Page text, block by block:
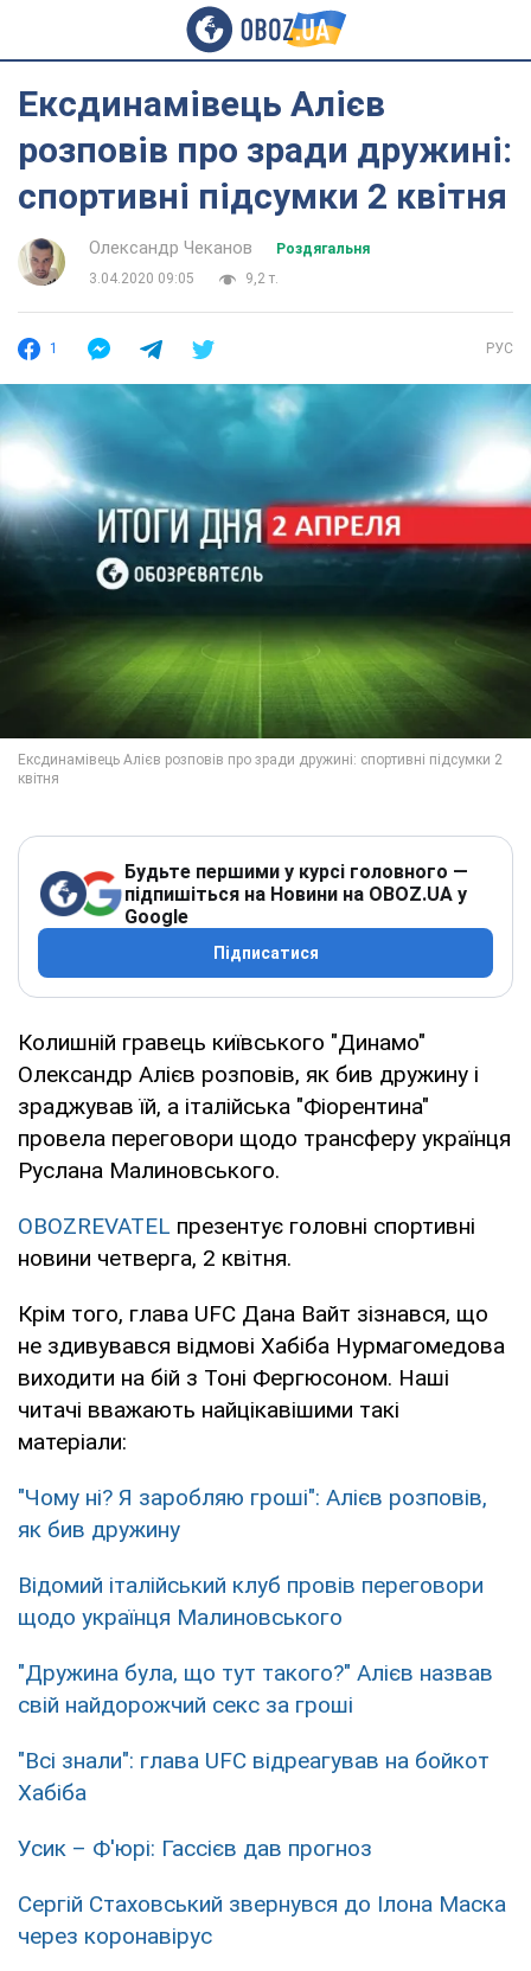
Ексдинамівець Алієв
розповів про зради дружині:
спортивні підсумки 2 квітня
Олександр Чеканов
Роздягальня
3.04.2020 09:05
9,2 т.
1 РУС
Будьте першими у курсі головного —
підпишіться на Новини на OBOZ.UA у
Google
Підписатися
Колишній гравець київського "Динамо"
Олександр Алієв розповів, як бив дружину і
зраджував їй, а італійська "Фіорентина"
провела переговори щодо трансферу українця
Руслана Малиновського.
OBOZREVATEL презентує головні спортивні
новини четверга, 2 квітня.
Крім того, глава UFC Дана Вайт зізнався, що
не здивувався відмові Хабіба Нурмагомедова
виходити на бій з Тоні Фергюсоном. Наші
читачі вважають найцікавішими такі
матеріали:
"Чому ні? Я заробляю гроші": Алієв розповів,
як бив дружину
Відомий італійський клуб провів переговори
щодо українця Малиновського
"Дружина була, що тут такого?" Алієв назвав
свій найдорожчий секс за гроші
"Всі знали": глава UFC відреагував на бойкот
Хабіба
Усик – Ф'юрі: Гассієв дав прогноз
Сергій Стаховський звернувся до Ілона Маска
через коронавірус